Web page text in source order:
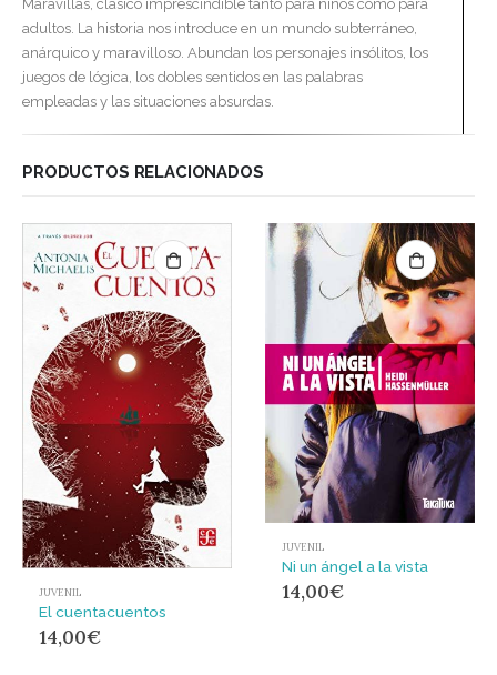
Maravillas, clásico imprescindible tanto para niños como para
adultos. La historia nos introduce en un mundo subterráneo,
anárquico y maravilloso. Abundan los personajes insólitos, los
juegos de lógica, los dobles sentidos en las palabras
empleadas y las situaciones absurdas.
PRODUCTOS RELACIONADOS
JUVENIL
El cuentacuentos
14,00€
JUVENIL
Ni un ángel a la vista
14,00€